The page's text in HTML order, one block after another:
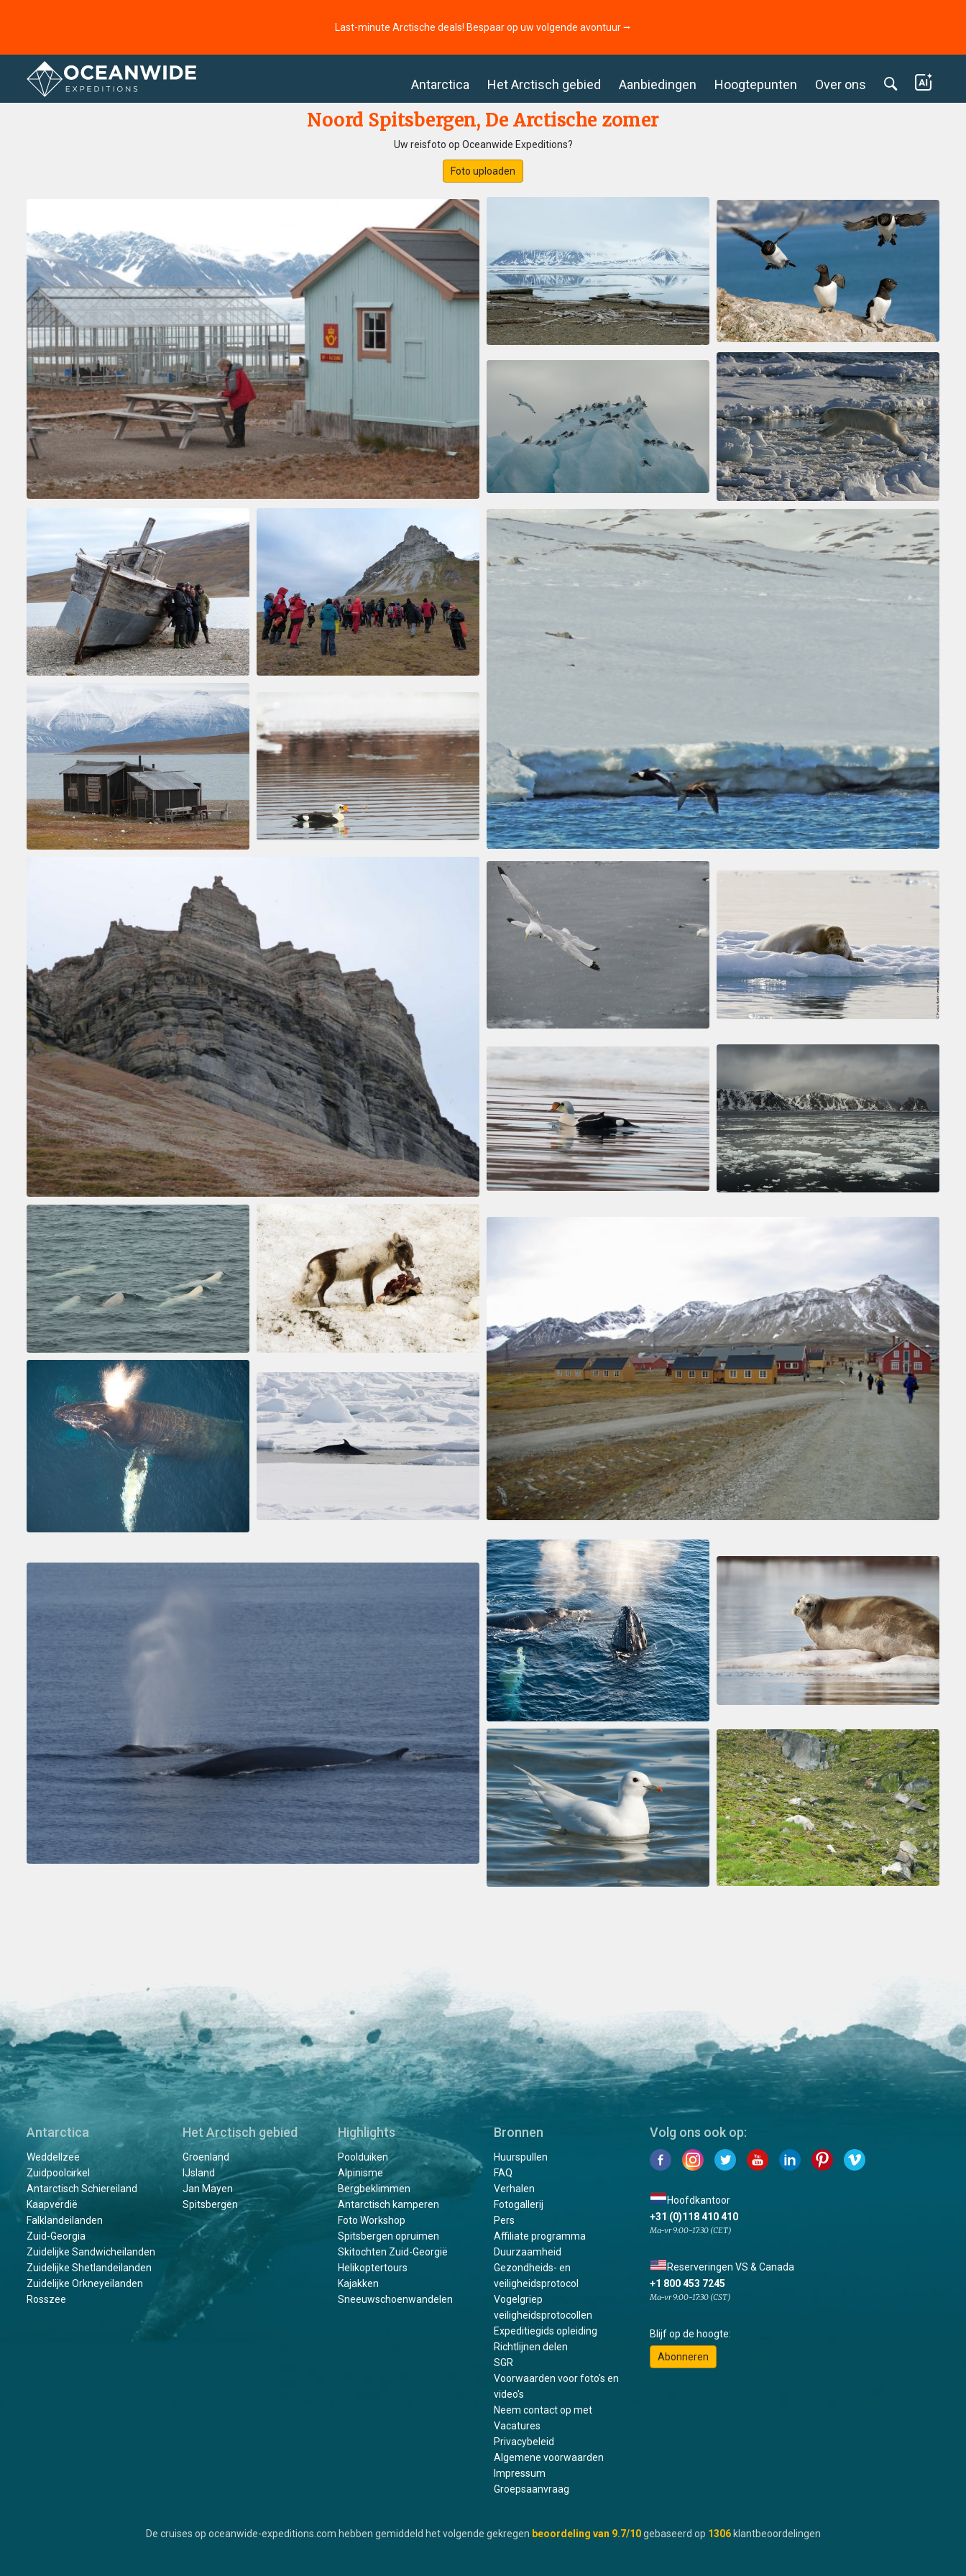
Last-minute Arctische deals! Bespaar op uw volgende avontuur ⭢
Antarctica Het Arctisch gebied Aanbiedingen Hoogtepunten Over ons
Home Fotogallerij
Noord Spitsbergen, De Arctische zomer
Uw reisfoto op Oceanwide Expeditions?
Foto uploaden
Antarctica
Weddellzee
Zuidpoolcirkel
Antarctisch Schiereiland
Kaapverdië
Falklandeilanden
Zuid-Georgia
Zuidelijke Sandwicheilanden
Zuidelijke Shetlandeilanden
Zuidelijke Orkneyeilanden
Rosszee
Het Arctisch gebied
Groenland
IJsland
Jan Mayen
Spitsbergen
Highlights
Poolduiken
Alpinisme
Bergbeklimmen
Antarctisch kamperen
Foto Workshop
Spitsbergen opruimen
Skitochten Zuid-Georgië
Helikoptertours
Kajakken
Sneeuwschoenwandelen
Bronnen
Huurspullen
FAQ
Verhalen
Fotogallerij
Pers
Affiliate programma
Duurzaamheid
Gezondheids- en
veiligheidsprotocol
Vogelgriep
veiligheidsprotocollen
Expeditiegids opleiding
Richtlijnen delen
SGR
Voorwaarden voor foto's en
video's
Neem contact op met
Vacatures
Privacybeleid
Algemene voorwaarden
Impressum
Groepsaanvraag
Volg ons ook op:
Hoofdkantoor
+31 (0)118 410 410
Ma-vr 9:00-17:30 (CET)
Reserveringen VS & Canada
+1 800 453 7245
Ma-vr 9:00-17:30 (CST)
Blijf op de hoogte:
Abonneren
De cruises op oceanwide-expeditions.com hebben gemiddeld het volgende gekregen beoordeling van 9.7/10 gebaseerd op 1306 klantbeoordelingen